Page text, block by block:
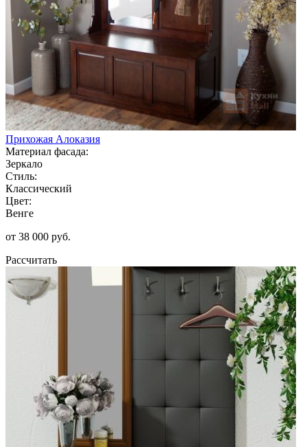
Прихожая Алоказия
Материал фасада:
Зеркало
Стиль:
Классический
Цвет:
Венге
от 38 000 руб.
Рассчитать